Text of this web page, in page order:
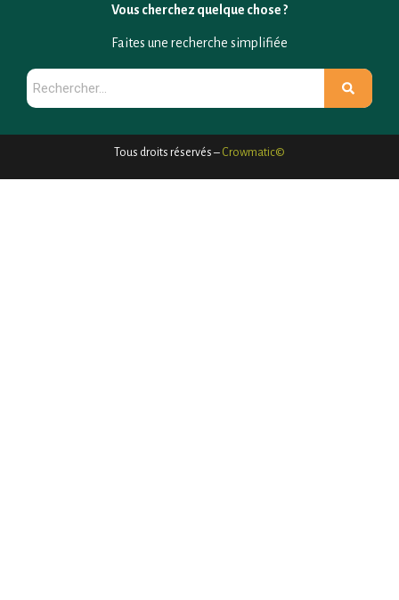
Vous cherchez quelque chose ?
Faites une recherche simplifiée
Tous droits réservés – Crowmatic©